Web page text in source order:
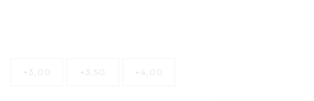
+3,00 +3,50 +4,00